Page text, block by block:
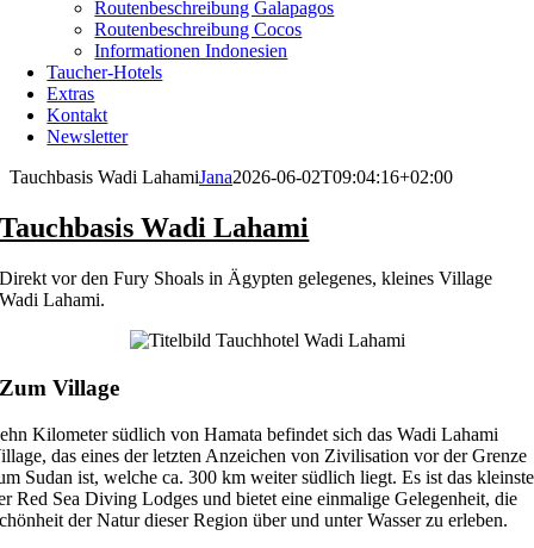
Routenbeschreibung Galapagos
Routenbeschreibung Cocos
Informationen Indonesien
Taucher-Hotels
Extras
Kontakt
Newsletter
Tauchbasis Wadi LahamiJana2026-06-02T09:04:16+02:00
Tauchbasis Wadi Lahami
Direkt vor den Fury Shoals in Ägypten gelegenes, kleines Village
Wadi Lahami.
Zum Village
Kilometer südlich von Hamata befindet sich das Wadi Lahami
das eines der letzten Anzeichen von Zivilisation vor der Grenze
Sudan ist, welche ca. 300 km weiter südlich liegt. Es ist das kleinste
Red Sea Diving Lodges und bietet eine einmalige Gelegenheit, die
der Natur dieser Region über und unter Wasser zu erleben.